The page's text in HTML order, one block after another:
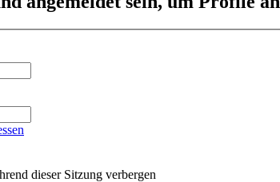
dieser Sitzung verbergen